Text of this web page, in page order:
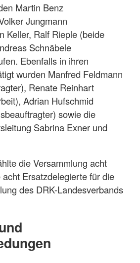
Martin Benz
Jungmann
Keller, Ralf Rieple (beide
Schnäbele
Ebenfalls in ihren
wurden Manfred Feldmann
Renate Reinhart
Adrian Hufschmid
sowie die
Sabrina Exner und
die Versammlung acht
Ersatzdelegierte für die
des DRK-Landesverbands